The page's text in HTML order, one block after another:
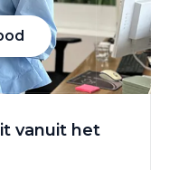
vanuit het